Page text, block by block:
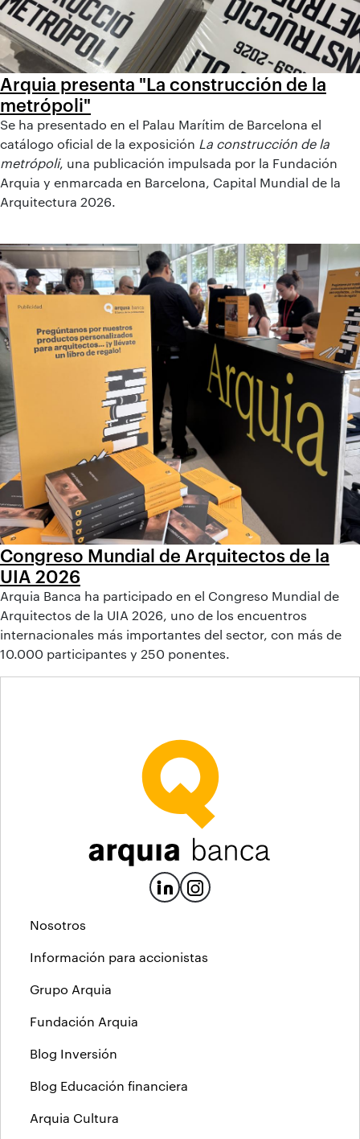
Arquia presenta "La construcción de la
metrópoli"
Se ha presentado en el Palau Marítim de Barcelona el
catálogo oficial de la exposición La construcción de la
metrópoli, una publicación impulsada por la Fundación
Arquia y enmarcada en Barcelona, Capital Mundial de la
Arquitectura 2026.
Congreso Mundial de Arquitectos de la
UIA 2026
Arquia Banca ha participado en el Congreso Mundial de
Arquitectos de la UIA 2026, uno de los encuentros
internacionales más importantes del sector, con más de
10.000 participantes y 250 ponentes.
Nosotros
Información para accionistas
Grupo Arquia
Fundación Arquia
Blog Inversión
Blog Educación financiera
Arquia Cultura